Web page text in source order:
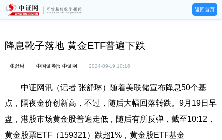
返回首页
降息靴子落地 黄金ETF普遍下跌
张舒琳 中国证券报·中证网 2024-09-19 10:16
中证网讯（记者 张舒琳）随着美联储宣布降息50个基
点，隔夜金价创新高，不过，随后大幅回落转跌。9月19日早
盘，港股市场黄金股普遍走低，随后有所反弹，截至10:12，
黄金股票ETF（159321）跌超1%，黄金股ETF基金